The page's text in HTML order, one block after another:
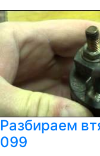
Разбираем
099